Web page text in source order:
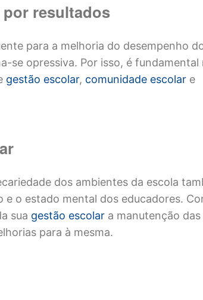
resultados
para a melhoria do desempenho
se opressiva. Por isso, é fundamental
gestão escolar, comunidade escolar e
dos ambientes da escola
o estado mental dos educadores.
sua gestão escolar a manutenção das
para à mesma.